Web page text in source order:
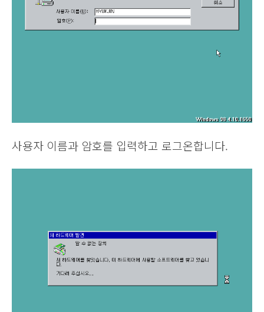
사용자 이름과 암호를 입력하고 로그온합니다.